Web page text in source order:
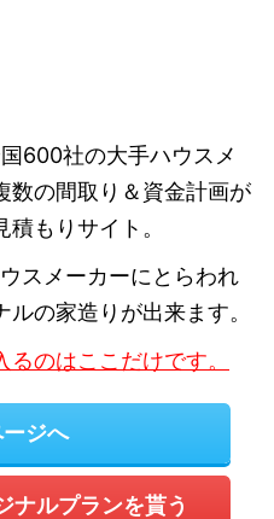
600社の大手ハウスメ
数の間取り＆資金計画が
もりサイト。
スメーカーにとらわれ
の家造りが出来ます。
のはここだけです。
ジへ
ナルプランを貰う